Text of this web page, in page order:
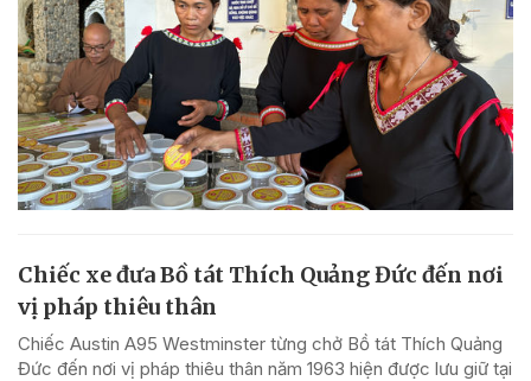
Chiếc xe đưa Bồ tát Thích Quảng Đức đến nơi
vị pháp thiêu thân
Chiếc Austin A95 Westminster từng chở Bồ tát Thích Quảng
Đức đến nơi vị pháp thiêu thân năm 1963 hiện được lưu giữ tại